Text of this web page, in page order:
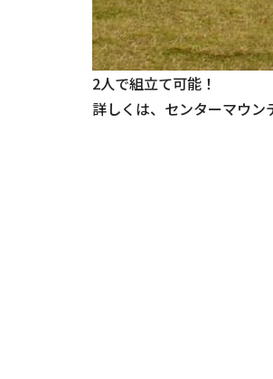
2人で組立て可能！
詳しくは、センターマウン